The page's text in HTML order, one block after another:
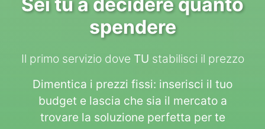
spendere
Il primo servizio dove TU stabilisci il prezzo
Dimentica i prezzi fissi: inserisci il tuo
budget e lascia che sia il mercato a
trovare la soluzione perfetta per te